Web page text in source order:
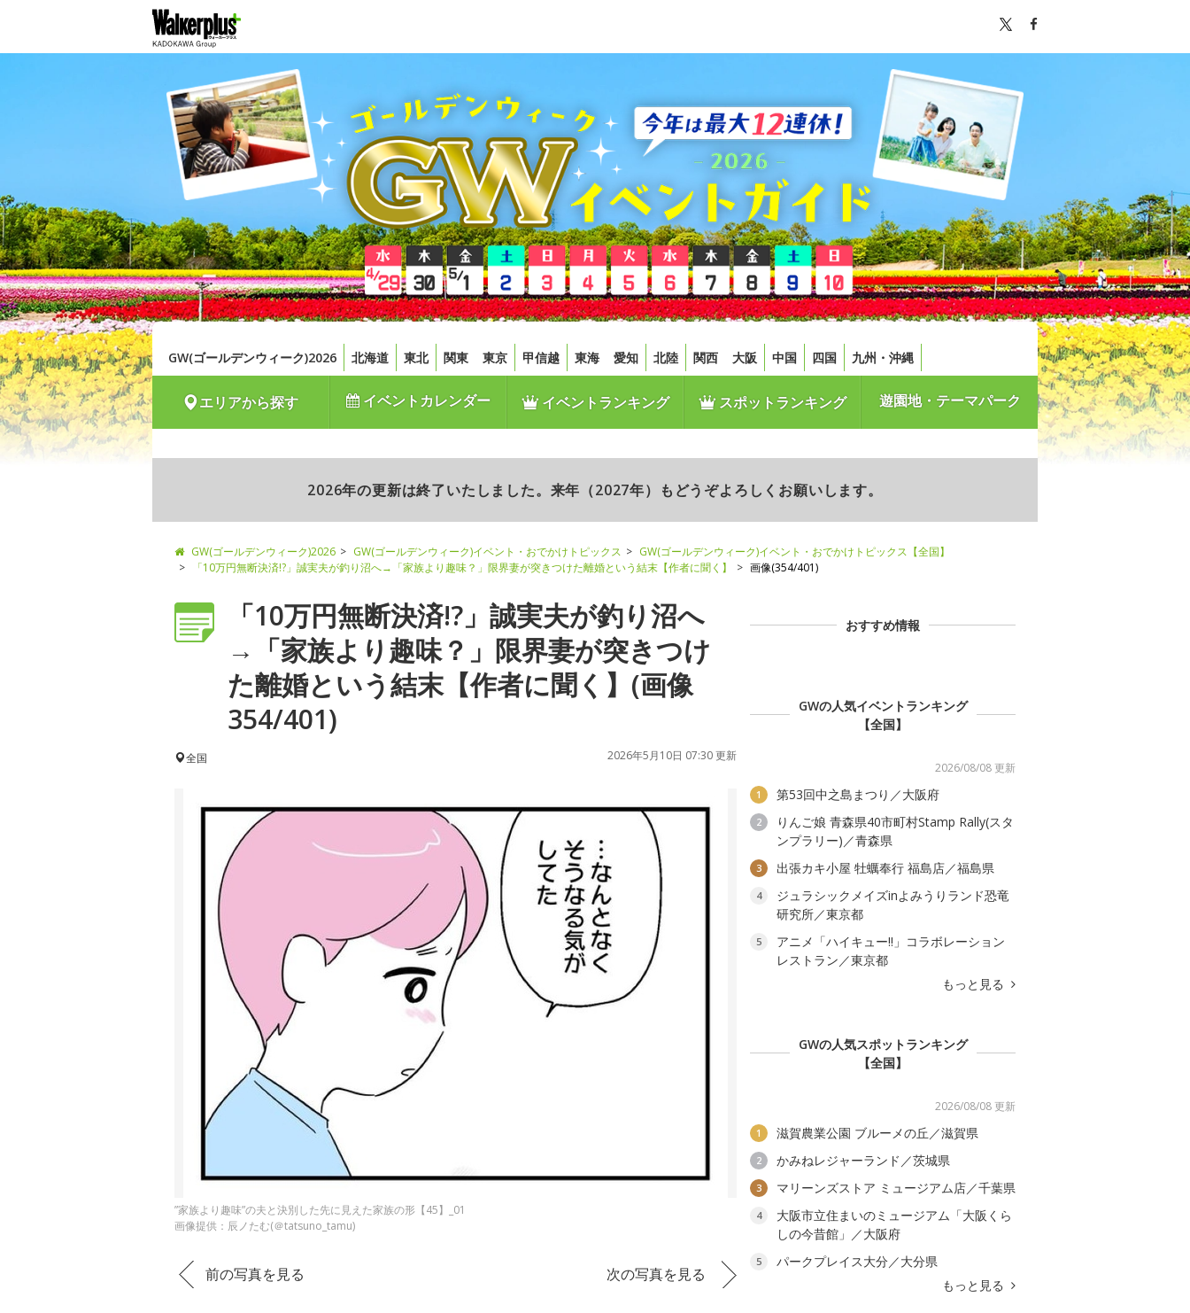
GW(ゴールデンウィーク)2026 北海道 東北 関東 東京 甲信越 東海 愛知 北陸 関西 大阪 中国 四国 九州・沖縄
エリアから探す イベントカレンダー イベントランキング スポットランキング 遊園地・テーマパーク
2026年の更新は終了いたしました。来年（2027年）もどうぞよろしくお願いします。
GW(ゴールデンウィーク)2026 GW(ゴールデンウィーク)イベント・おでかけトピックス
GW(ゴールデンウィーク)イベント・おでかけトピックス【全国】
「10万円無断決済!?」誠実夫が釣り沼へ→「家族より趣味？」限界妻が突きつけた離婚という結末【作者に聞く】
画像(354/401)
「10万円無断決済!?」誠実夫が釣り沼へ
→「家族より趣味？」限界妻が突きつけ
た離婚という結末【作者に聞く】(画像
354/401)
全国 2026年5月10日 07:30 更新
”家族より趣味”の夫と決別した先に見えた家族の形【45】_01
画像提供：辰ノたむ(＠tatsuno_tamu)
前の写真を見る 次の写真を見る
おすすめ情報
GWの人気イベントランキング
【全国】
2026/08/08 更新
1 第53回中之島まつり／大阪府
2
りんご娘 青森県40市町村Stamp Rally(スタ
ンプラリー)／青森県
3 出張カキ小屋 牡蠣奉行 福島店／福島県
4
ジュラシックメイズinよみうりランド恐竜
研究所／東京都
5
アニメ「ハイキュー!!」コラボレーション
レストラン／東京都
もっと見る
GWの人気スポットランキング
【全国】
2026/08/08 更新
1 滋賀農業公園 ブルーメの丘／滋賀県
2 かみねレジャーランド／茨城県
3 マリーンズストア ミュージアム店／千葉県
4
大阪市立住まいのミュージアム「大阪くら
しの今昔館」／大阪府
5
パークプレイス大分／大分県
もっと見る